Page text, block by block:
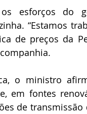
os esforços do
“Estamos
de preços da
o ministro
em fontes
de